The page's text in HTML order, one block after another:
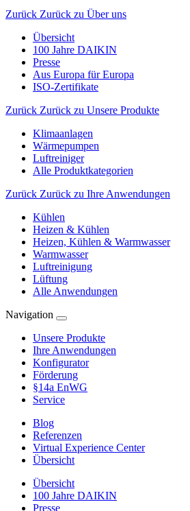
Zurück Zurück zu Über uns
Übersicht
100 Jahre DAIKIN
Presse
Aus Europa für Europa
ISO-Zertifikate
Zurück Zurück zu Unsere Produkte
Klimaanlagen
Wärmepumpen
Luftreiniger
Alle Produktkategorien
Zurück Zurück zu Ihre Anwendungen
Kühlen
Heizen & Kühlen
Heizen, Kühlen & Warmwasser
Warmwasser
Luftreinigung
Lüftung
Alle Anwendungen
Navigation
Unsere Produkte
Ihre Anwendungen
Konfigurator
Förderung
§14a EnWG
Service
Blog
Referenzen
Virtual Experience Center
Übersicht
Übersicht
100 Jahre DAIKIN
Presse